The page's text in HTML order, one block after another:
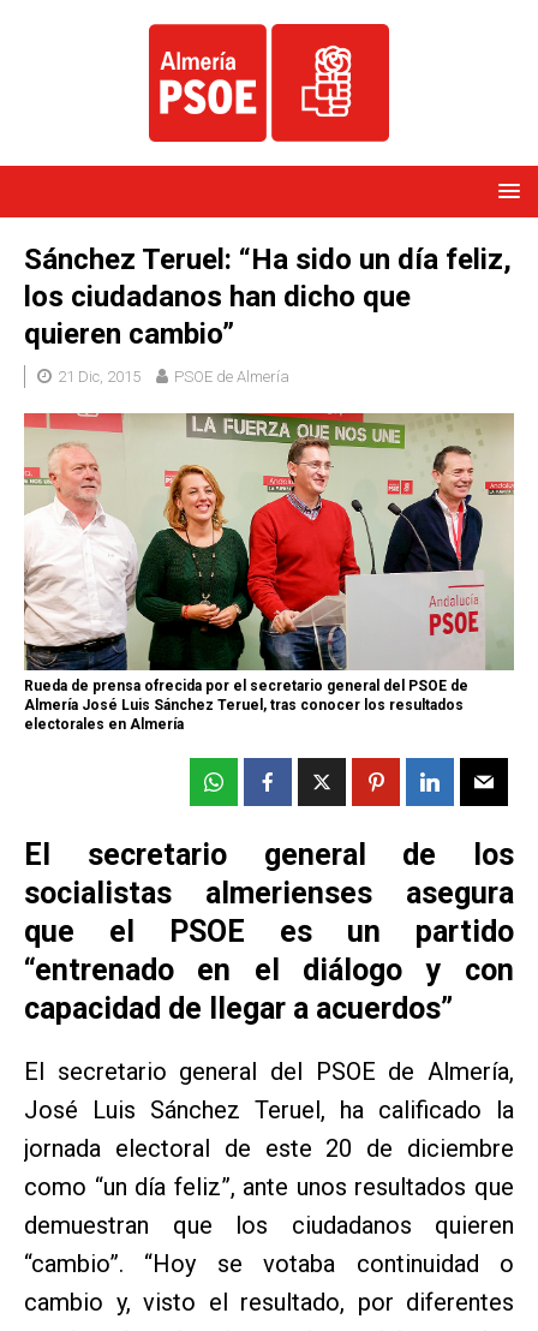
Sánchez Teruel: “Ha sido un día feliz,
los ciudadanos han dicho que
quieren cambio”
21 Dic, 2015 PSOE de Almería
Rueda de prensa ofrecida por el secretario general del PSOE de
Almería José Luis Sánchez Teruel, tras conocer los resultados
electorales en Almería
El secretario general de los
socialistas almerienses asegura
que el PSOE es un partido
“entrenado en el diálogo y con
capacidad de llegar a acuerdos”
El secretario general del PSOE de Almería,
José Luis Sánchez Teruel, ha calificado la
jornada electoral de este 20 de diciembre
como “un día feliz”, ante unos resultados que
demuestran que los ciudadanos quieren
“cambio”. “Hoy se votaba continuidad o
cambio y, visto el resultado, por diferentes